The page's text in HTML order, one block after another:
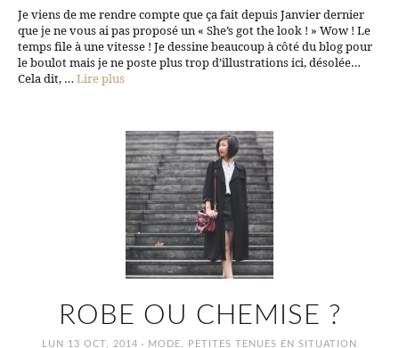
Je viens de me rendre compte que ça fait depuis Janvier dernier
que je ne vous ai pas proposé un « She’s got the look ! » Wow ! Le
temps file à une vitesse ! Je dessine beaucoup à côté du blog pour
le boulot mais je ne poste plus trop d’illustrations ici, désolée…
Cela dit, … Lire plus
ROBE OU CHEMISE ?
LUN 13 OCT, 2014 · MODE, PETITES TENUES EN SITUATION